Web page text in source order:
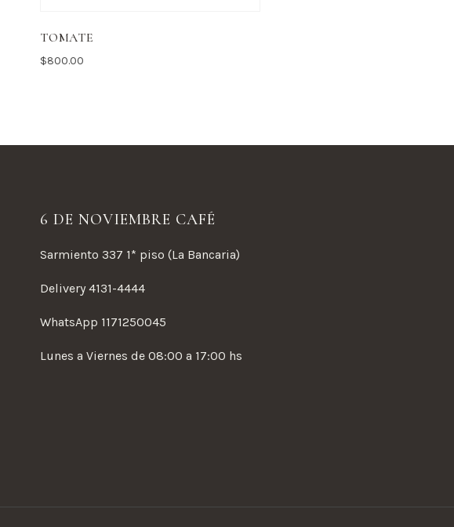
TOMATE
$800.00
6 DE NOVIEMBRE CAFÉ
Sarmiento 337 1* piso (La Bancaria)
Delivery 4131-4444
WhatsApp 1171250045
Lunes a Viernes de 08:00 a 17:00 hs